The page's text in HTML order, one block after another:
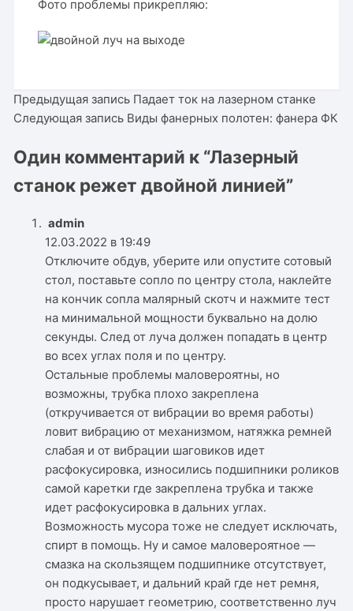
Фото проблемы прикрепляю:
Предыдущая запись Падает ток на лазерном станке
Следующая запись Виды фанерных полотен: фанера ФК
Один комментарий к “Лазерный
станок режет двойной линией”
admin
12.03.2022 в 19:49
Отключите обдув, уберите или опустите сотовый
стол, поставьте сопло по центру стола, наклейте
на кончик сопла малярный скотч и нажмите тест
на минимальной мощности буквально на долю
секунды. След от луча должен попадать в центр
во всех углах поля и по центру.
Остальные проблемы маловероятны, но
возможны, трубка плохо закреплена
(откручивается от вибрации во время работы)
ловит вибрацию от механизмом, натяжка ремней
слабая и от вибрации шаговиков идет
расфокусировка, износились подшипники роликов
самой каретки где закреплена трубка и также
идет расфокусировка в дальних углах.
Возможность мусора тоже не следует исключать,
спирт в помощь. Ну и самое маловероятное —
смазка на скользящем подшипнике отсутствует,
он подкусывает, и дальний край где нет ремня,
просто нарушает геометрию, соответственно луч